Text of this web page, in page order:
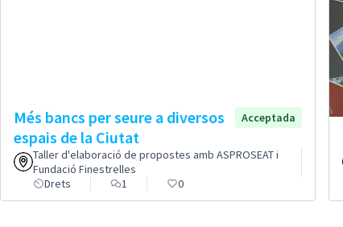
Més bancs per seure a diversos
espais de la Ciutat
Acceptada
Taller d'elaboració de propostes amb ASPROSEAT i
Fundació Finestrelles
Drets
1 0